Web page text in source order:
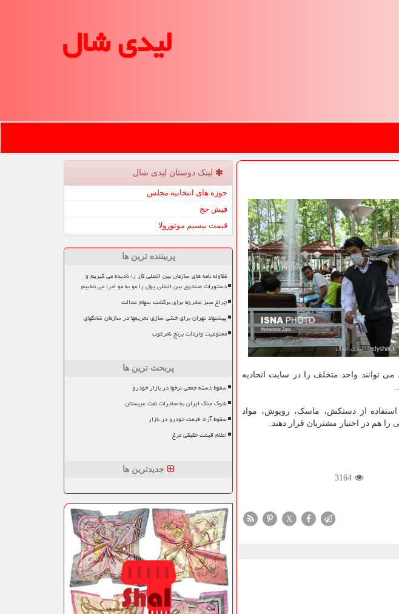
لیدی شال
توانند واحد متخلف را در سایت اتحادیه
از دستکش، ماسک، روپوش، مواد
هم در اختیار مشتریان قرار دهند.
3164
X
لینک دوستان لیدی شال
حوزه های انتخابیه مجلس
فیش حج
قیمت بیسیم موتورولا
پربیننده ترین ها
مقاوله نامه های سازمان بین المللی کار را نادیده می گیریم و
دستورات صندوق بین المللی پول را مو به مو اجرا می نماییم
چراغ سبز مشروط برای برگشت سهام عدالت
پیشنهاد تهران برای خنثی سازی تحریمها در سازمان شانگهای
ممنوعیت واردات برنج نامرغوب
پربحث ترین ها
سقوط دسته جمعی نرخها در بازار خودرو
شوک جنگ ایران به صادرات نفت عربستان
سقوط آزاد قیمت خودرو در بازار
اعلام قیمت حقیقی مرغ
جدیدترین ها